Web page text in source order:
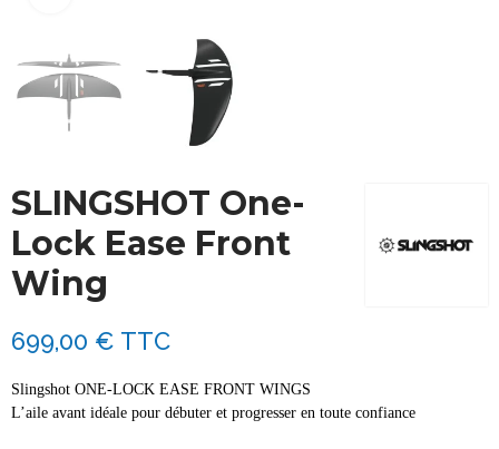
SLINGSHOT One-
Lock Ease Front
Wing
699,00 € TTC
Slingshot ONE-LOCK EASE FRONT WINGS
L’aile avant idéale pour débuter et progresser en toute confiance